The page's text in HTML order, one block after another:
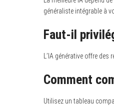
généraliste intégrable à
Faut-il
L’IA générative offre
Comment
Utilisez un tableau